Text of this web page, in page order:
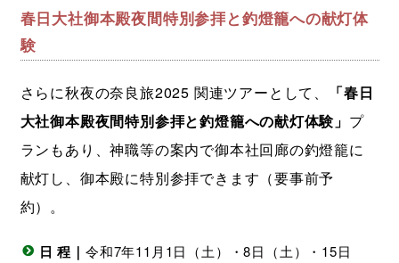
春日大社御本殿夜間特別参拝と釣燈籠への献灯体
験
さらに秋夜の奈良旅2025 関連ツアーとして、
「春日
大社御本殿夜間特別参拝と釣燈籠への献灯体験」 プ
ランもあり、神職等の案内で御本社回廊の釣燈籠に
献灯し、御本殿に特別参拝できます（要事前予
約）。
日 程｜ 令和7年11月1日（土）・8日（土）・15日